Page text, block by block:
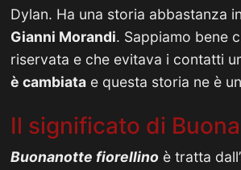
Dylan. Ha una storia abbastanza
Gianni Morandi. Sappiamo bene
riservata e che evitava i contatti
è cambiata e questa storia ne è
Il significato di
Buonanotte fiorellino è tratta